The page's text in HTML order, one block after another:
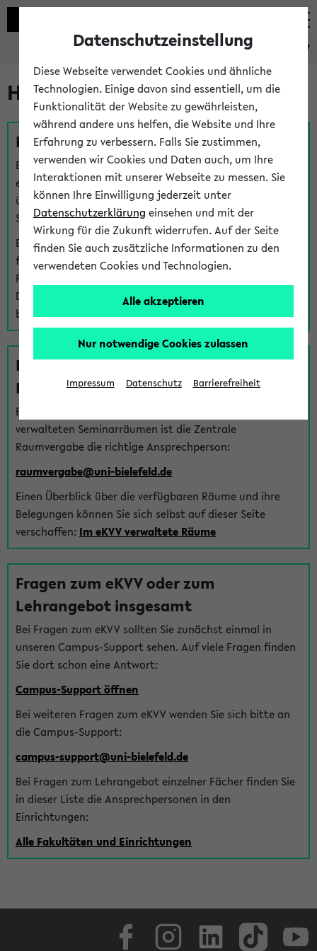
eKVV
Hilfe & Kontakt
Fragen zu einzelnen Veranstaltungen
Bei inhaltlichen und organisatorischen Fragen zu
einzelnen Veranstaltungen finden Sie Ansprechpersonen
über denFragen-Link bei jeder Veranstaltung. Der BIS
Support kann hier meist keine direkte Hilfe leisten.
Bei Veranstaltungen mit eKVV Teilnahmemanagement
finden Sie eine Auskunft über die Personen, die Ihre
Platzzuteilung im eKVV eingetragen haben, auf der
Detailseite zum Teilnahmemanagement der
betreffenden Veranstaltung.
Fragen zu im eKVV verwalteten
Räumen
Bei Fragen zur Vergabe von Hörsälen und vom eKVV
verwalteten Seminarräumen ist die Zentrale
Raumvergabe die richtige Ansprechperson:
raumvergabe@uni-bielefeld.de
Einen Überblick über die verfügbaren Räume und ihre
Belegungen können Sie sich selbst auf dieser Seite
verschaffen: Im eKVV verwaltete Räume
Fragen zum eKVV oder zum
Lehrangebot insgesamt
Bei Fragen zum eKVV sollten Sie zunächst einmal in
unseren Campus-Support sehen. Auf viele Fragen finden
Sie dort schon eine Antwort:
Campus-Support öffnen
Bei weiteren Fragen zum eKVV wenden Sie sich bitte an
die Campus-Support:
campus-support@uni-bielefeld.de
Bei Fragen zum Lehrangebot einzelner Fächer finden Sie
in dieser Liste die Ansprechpersonen in den
Einrichtungen:
Alle Fakultäten und Einrichtungen
Datenschutzeinstellung
Diese Webseite verwendet Cookies und ähnliche
Technologien. Einige davon sind essentiell, um die
Funktionalität der Website zu gewährleisten,
während andere uns helfen, die Website und Ihre
Erfahrung zu verbessern. Falls Sie zustimmen,
verwenden wir Cookies und Daten auch, um Ihre
Interaktionen mit unserer Webseite zu messen. Sie
können Ihre Einwilligung jederzeit unter
Datenschutzerklärung einsehen und mit der
Wirkung für die Zukunft widerrufen. Auf der Seite
finden Sie auch zusätzliche Informationen zu den
verwendeten Cookies und Technologien.
Alle akzeptieren
Nur notwendige Cookies zulassen
Impressum Datenschutz Barrierefreiheit